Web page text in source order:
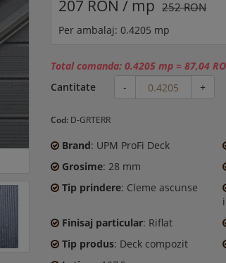
207 RON / mp 252 RON
Per ambalaj: 0.4205 mp
Total comanda: 0.4205 mp = 87,04
Cantitate
- +
Cod: D-GRTERR
Brand: UPM ProFi Deck
Grosime: 28 mm
Tip prindere: Cleme ascunse
Finisaj particular: Riflat
Tip produs: Deck compozit